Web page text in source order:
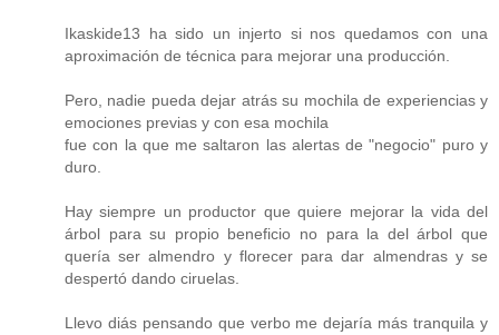
Ikaskide13 ha sido un injerto si nos quedamos con una
aproximación de técnica para mejorar una producción.
Pero, nadie pueda dejar atrás su mochila de experiencias y
emociones previas y con esa mochila
fue con la que me saltaron las alertas de "negocio" puro y
duro.
Hay siempre un productor que quiere mejorar la vida del
árbol para su propio beneficio no para la del árbol que
quería ser almendro y florecer para dar almendras y se
despertó dando ciruelas.
Llevo diás pensando que verbo me dejaría más tranquila y